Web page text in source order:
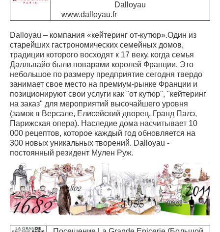
Dalloyau
www.dalloyau.fr
Dalloyau – компания «кейтеринг от-кутюр».Один из
старейших гастрономических семейных домов,
традиции которого восходят к 17 веку, когда семья
Далльвайо были поварами королей Франции. Это
небольшое по размеру предприятие сегодня твердо
занимает свое место на премиум-рынке Франции и
позиционируют свои услуги как "от кутюр", "кейтеринг
на заказ" для мероприятий высочайшего уровня
(замок в Версале, Елисейский дворец, Гранд Палэ,
Парижская опера). Наследие дома насчитывает 10
000 рецептов, которое каждый год обновляется на
300 новых уникальных творений. Dalloyau -
постоянный резидент Мулен Руж.